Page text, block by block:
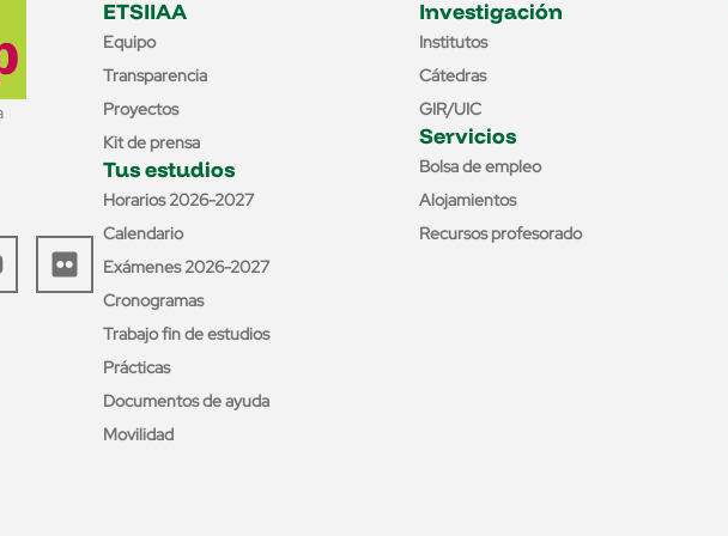
ETSIIAA
Equipo
Transparencia
Proyectos
Kit de prensa
Tus estudios
Horarios 2026-2027
Calendario
Exámenes 2026-2027
Cronogramas
Trabajo fin de estudios
Prácticas
Documentos de ayuda
Movilidad
Investigación
Institutos
Cátedras
GIR/UIC
Servicios
Bolsa de empleo
Alojamientos
Recursos profesorado